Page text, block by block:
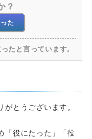
？
た
たと言っています。
とうございます。
「役にたった」「役